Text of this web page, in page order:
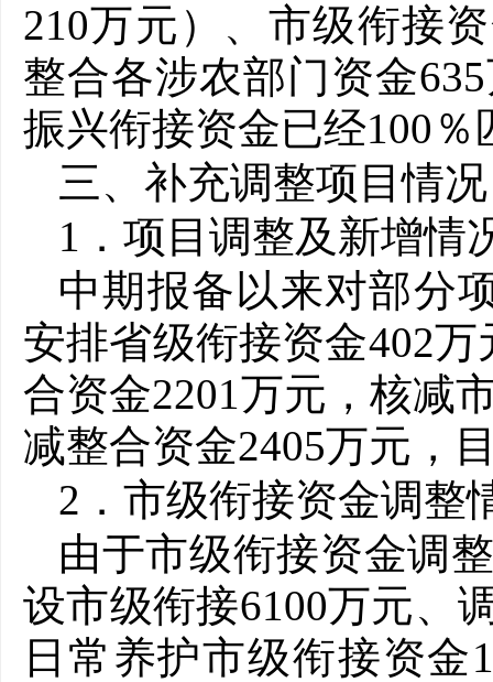
210万元）、市级衔接
整合各涉农部门资金
振兴衔接资金已经100％
三、补充调整项目情况
1．项目调整及新增情
中期报备以来对部分
安排省级衔接资金402
合资金2201万元，核减
减整合资金2405万元，
2．市级衔接资金调整
由于市级衔接资金调
设市级衔接6100万元、
日常养护市级衔接资金